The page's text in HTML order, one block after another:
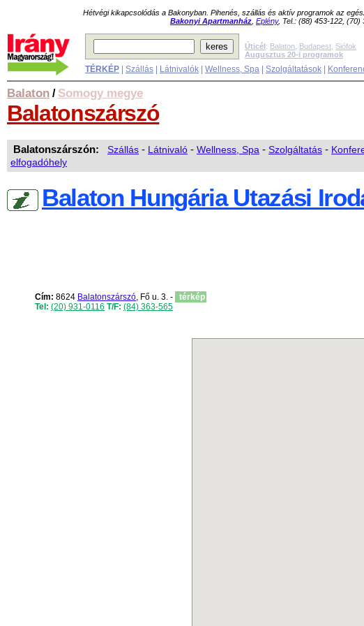
Hétvégi kikapcsolódás a Bakonyban. Pihenés, szállás és aktív programok az
Bakonyi Apartmanház Eplény, Tel.: (88) 453-122, (70)
Úticél: Balaton Budapest Siófok
Augusztus 20-i programok
TÉRKÉP Szállás Látnivalók Wellness, Spa Szolgáltatások
Balaton / Somogy megye
Balatonszárszó
Balatonszárszón: Szállás - Látnivaló - Wellness, Spa - Szolgáltatás -
elfogadóhely
Balaton Hungária Utazási
Cím: 8624 Balatonszárszó, Fő u. 3. -
térkép
Tel: (20) 931-0116 T/F: (84) 363-565